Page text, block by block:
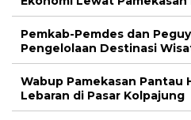
Pemkab-Pemdes dan
Pengelolaan Destinasi
Wabup Pamekasan Pantau
Lebaran di Pasar Kolpajung